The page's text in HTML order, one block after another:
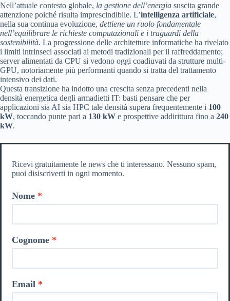
Nell’attuale contesto globale, la gestione dell’energia suscita grande
attenzione poiché risulta imprescindibile. L’intelligenza artificiale,
nella sua continua evoluzione, dettiene un ruolo fondamentale
nell’equilibrare le richieste computazionali e i traguardi della
sostenibilità. La progressione delle architetture informatiche ha rivelato
i limiti intrinseci associati ai metodi tradizionali per il raffreddamento;
server alimentati da CPU si vedono oggi coadiuvati da strutture multi-
GPU, notoriamente più performanti quando si tratta del trattamento
intensivo dei dati.
Questa transizione ha indotto una crescita senza precedenti nella
densità energetica degli armadietti IT: basti pensare che per
applicazioni sia AI sia HPC tale densità supera frequentemente i 100
kW, toccando punte pari a 130 kW e prospettive addirittura fino a 240
kW.
Ricevi gratuitamente le news che ti interessano. Nessuno spam,
puoi disiscriverti in ogni momento.
Nome
Cognome
Email